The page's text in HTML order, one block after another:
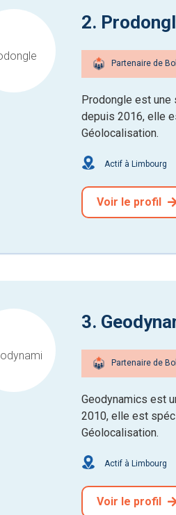
2.
Partenaire de
Prodongle est une
depuis 2016, elle
Géolocalisation.
Actif à Limbourg
Voir le profil
3.
Partenaire de
Geodynamics est
2010, elle est
Géolocalisation.
Actif à Limbourg
Voir le profil